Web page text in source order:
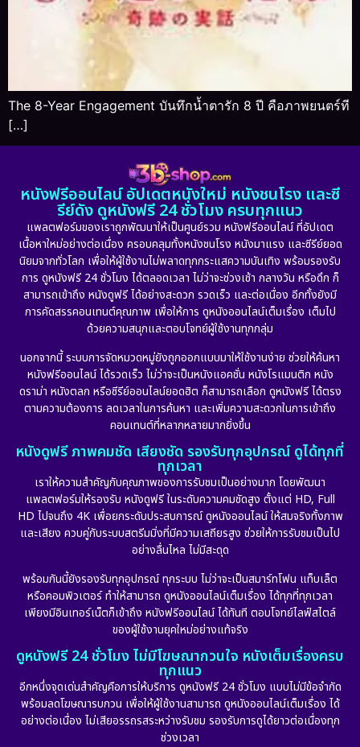
The 8-Year Engagement บันทึกน้ำตารัก 8 ปี คือภาพยนตร์ที
[…]
หนังฟรีออนไลน์ อัปเดตหนังใหม่ หนังชนโรง และซี
รีย์ดัง ดูหนังฟรี 24 ชั่วโมง ครบทุกแนว
แพลตฟอร์มของเราถูกพัฒนาให้เป็นศูนย์รวม หนังฟรีออนไลน์ ที่อัปเดต
เนื้อหาใหม่อย่างต่อเนื่อง ครอบคลุมทั้งหนังชนโรง หนังมาแรง และซีรีย์ยอด
นิยมจากทั่วโลก เพื่อให้ผู้ใช้งานไม่พลาดทุกกระแสความบันเทิง พร้อมรองรับ
การ ดูหนังฟรี 24 ชั่วโมง ได้ตลอดเวลา ไม่ว่าจะช่วงเช้า กลางวัน หรือดึก ก็
สามารถเข้าถึง หนังดูฟรี ได้อย่างสะดวก รวดเร็ว และต่อเนื่อง อีกทั้งยังมี
การคัดสรรคอนเทนต์คุณภาพ เพื่อให้การ ดูหนังออนไลน์เต็มเรื่อง เต็มไป
ด้วยความสนุกและตอบโจทย์ผู้ใช้งานทุกกลุ่ม
นอกจากนี้ ระบบการจัดหมวดหมู่ยังถูกออกแบบมาให้ใช้งานง่าย ช่วยให้ค้นหา
หนังฟรีออนไลน์ ได้รวดเร็ว ไม่ว่าจะเป็นหนังแอคชั่น หนังโรแมนติก หนัง
ดราม่า หนังตลก หรือซีรีย์ออนไลน์ยอดฮิต ก็สามารถเลือก ดูหนังฟรี ได้ตรง
ตามความต้องการ ลดเวลาในการค้นหา และเพิ่มความสะดวกในการเข้าถึง
คอนเทนต์ที่หลากหลายมากยิ่งขึ้น
หนังดูฟรี ภาพคมชัด เสียงชัด รองรับทุกอุปกรณ์ ดูได้ทุกที่
ทุกเวลา
เราให้ความสำคัญกับคุณภาพของการรับชมเป็นอย่างมาก โดยพัฒนา
แพลตฟอร์มให้รองรับ หนังดูฟรี ในระดับความคมชัดสูง ตั้งแต่ HD, Full
HD ไปจนถึง 4K เพื่อยกระดับประสบการณ์ ดูหนังออนไลน์ ให้สมจริงทั้งภาพ
และเสียง ควบคู่กับระบบสตรีมมิ่งที่มีความเสถียรสูง ช่วยให้การรับชมเป็นไป
อย่างลื่นไหล ไม่มีสะดุด
พร้อมกันนี้ยังรองรับทุกอุปกรณ์ ทุกระบบ ไม่ว่าจะเป็นสมาร์ทโฟน แท็บเล็ต
หรือคอมพิวเตอร์ ทำให้สามารถ ดูหนังออนไลน์เต็มเรื่อง ได้ทุกที่ทุกเวลา
เพียงมีอินเทอร์เน็ตก็เข้าถึง หนังฟรีออนไลน์ ได้ทันที ตอบโจทย์ไลฟ์สไตล์
ของผู้ใช้งานยุคใหม่อย่างแท้จริง
ดูหนังฟรี 24 ชั่วโมง ไม่มีโฆษณากวนใจ หนังเต็มเรื่องครบ
ทุกแนว
อีกหนึ่งจุดเด่นสำคัญคือการให้บริการ ดูหนังฟรี 24 ชั่วโมง แบบไม่มีข้อจำกัด
พร้อมลดโฆษณารบกวน เพื่อให้ผู้ใช้งานสามารถ ดูหนังออนไลน์เต็มเรื่อง ได้
อย่างต่อเนื่อง ไม่เสียอรรถรสระหว่างรับชม รองรับการดูได้ยาวต่อเนื่องทุก
ช่วงเวลา